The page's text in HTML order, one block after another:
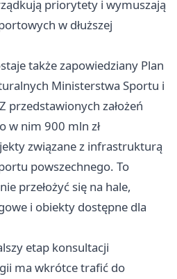
priorytety i wymuszają
w dłuższej
także zapowiedziany Plan
Ministerstwa Sportu i
przedstawionych założeń
w nim 900 mln zł
związane z infrastrukturą
powszechnego. To
przełożyć się na hale,
i obiekty dostępne dla
etap konsultacji
ma wkrótce trafić do